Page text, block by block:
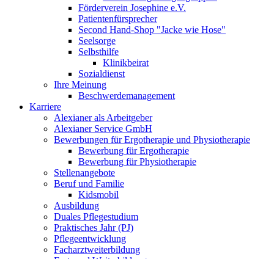
Förderverein Josephine e.V.
Patientenfürsprecher
Second Hand-Shop "Jacke wie Hose"
Seelsorge
Selbsthilfe
Klinikbeirat
Sozialdienst
Ihre Meinung
Beschwerdemanagement
Karriere
Alexianer als Arbeitgeber
Alexianer Service GmbH
Bewerbungen für Ergotherapie und Physiotherapie
Bewerbung für Ergotherapie
Bewerbung für Physiotherapie
Stellenangebote
Beruf und Familie
Kidsmobil
Ausbildung
Duales Pflegestudium
Praktisches Jahr (PJ)
Pflegeentwicklung
Facharztweiterbildung